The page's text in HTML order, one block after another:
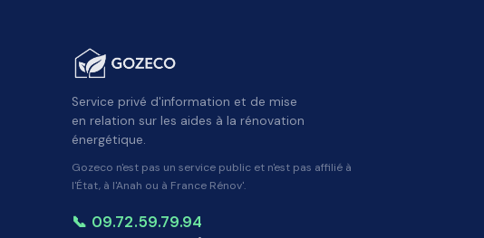
Service privé d'information et de mise
en relation sur les aides à la rénovation
énergétique.
Gozeco n'est pas un service public et n'est pas affilié à
l'État, à l'Anah ou à France Rénov'.
📞 09.72.59.79.94